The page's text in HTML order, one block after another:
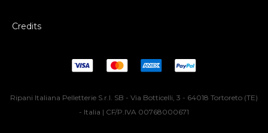
Credits
Ripani Italiana Pelletterie S.r.l. SB - Via Botticelli, 3 - 64018 Tortoreto (TE)
- Italia | CF/P.IVA 00768000671